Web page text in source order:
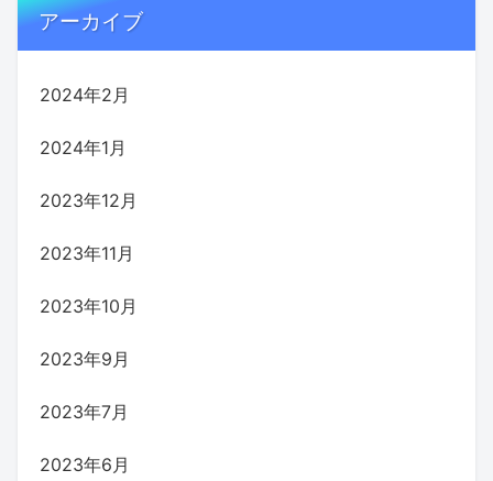
アーカイブ
2024年2月
2024年1月
2023年12月
2023年11月
2023年10月
2023年9月
2023年7月
2023年6月